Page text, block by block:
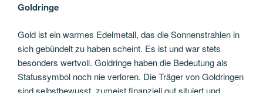
Goldringe
Gold ist ein warmes Edelmetall, das die Sonnenstrahlen in
sich gebündelt zu haben scheint. Es ist und war stets
besonders wertvoll. Goldringe haben die Bedeutung als
Statussymbol noch nie verloren. Die Träger von Goldringen
sind selbstbewusst, zumeist finanziell gut situiert und